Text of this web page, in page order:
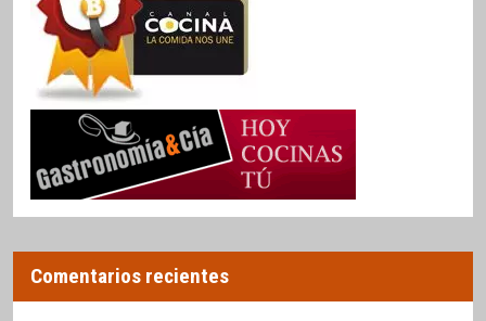
Comentarios recientes